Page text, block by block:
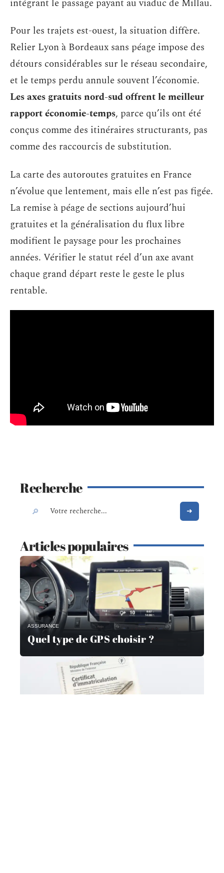
intégrant le passage payant au viaduc de Millau.
Pour les trajets est-ouest, la situation diffère.
Relier Lyon à Bordeaux sans péage impose des
détours considérables sur le réseau secondaire,
et le temps perdu annule souvent l’économie.
Les axes gratuits nord-sud offrent le meilleur
rapport économie-temps, parce qu’ils ont été
conçus comme des itinéraires structurants, pas
comme des raccourcis de substitution.
La carte des autoroutes gratuites en France
n’évolue que lentement, mais elle n’est pas figée.
La remise à péage de sections aujourd’hui
gratuites et la généralisation du flux libre
modifient le paysage pour les prochaines
années. Vérifier le statut réel d’un axe avant
chaque grand départ reste le geste le plus
rentable.
Recherche
Articles populaires
ASSURANCE
Quel type de GPS choisir ?